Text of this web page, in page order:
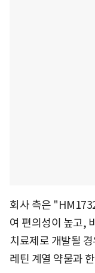
회사 측은
여 편의성이 높고,
치료제로 개발될
레틴 계열 약물과